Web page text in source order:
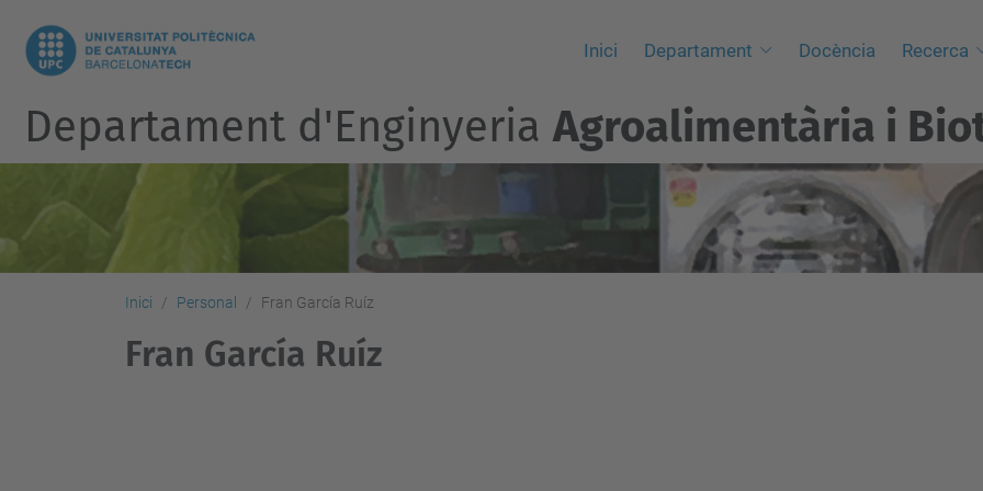
Inici Departament Docència Recerca
Departament d'EnginyeriaAgroalimentària i
Inici Personal Fran García Ruíz
Fran García Ruíz